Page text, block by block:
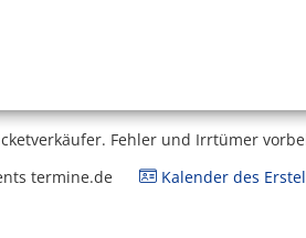
Fehler und Irrtümer
termine.de
Kalender des